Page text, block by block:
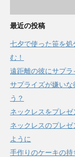
最近の投稿
七夕で使った笹を
む！
遠距離の彼にサプ
サプライズが嫌い
う？
ネックレスをプレ
ネックレスのプレ
ように
手作りのケーキの